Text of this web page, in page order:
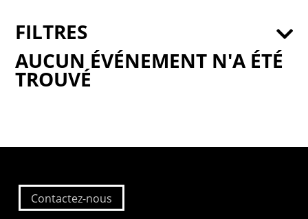
AUCUN ÉVÉNEMENT N'A ÉTÉ
TROUVÉ
FILTRES
Contactez-nous